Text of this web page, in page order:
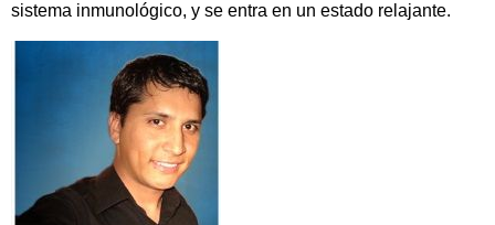
sistema inmunológico, y se entra en un estado relajante.